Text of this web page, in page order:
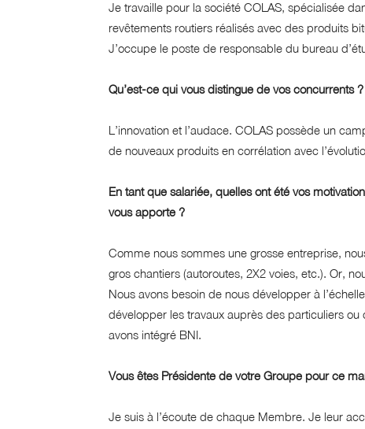
Je travaille pour la société COLAS, spécialisée
revêtements routiers réalisés avec des produits
J’occupe le poste de responsable du bureau
Qu’est-ce qui vous distingue de vos concurrents ?
L’innovation et l’audace. COLAS possède un
de nouveaux produits en corrélation avec
En tant que salariée, quelles ont été vos
vous apporte ?
Comme nous sommes une grosse entreprise,
gros chantiers (autoroutes, 2X2 voies, etc.). Or,
Nous avons besoin de nous développer à
développer les travaux auprès des particuliers
avons intégré BNI.
Vous êtes Présidente de votre Groupe pour ce
Je suis à l’écoute de chaque Membre. Je leur